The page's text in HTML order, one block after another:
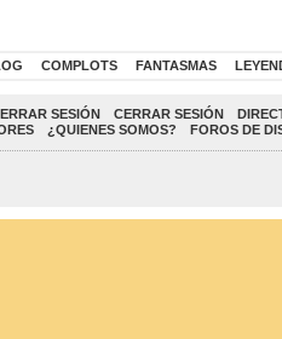
COMPLOTS FANTASMAS
SESIÓN CERRAR SESIÓN
¿QUIENES SOMOS? FOROS DE